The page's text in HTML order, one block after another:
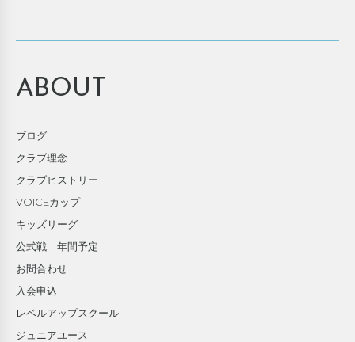
ABOUT
ブログ
クラブ理念
クラブヒストリー
VOICEカップ
キッズリーグ
公式戦 年間予定
お問合わせ
入会申込
レベルアップスクール
ジュニアユース